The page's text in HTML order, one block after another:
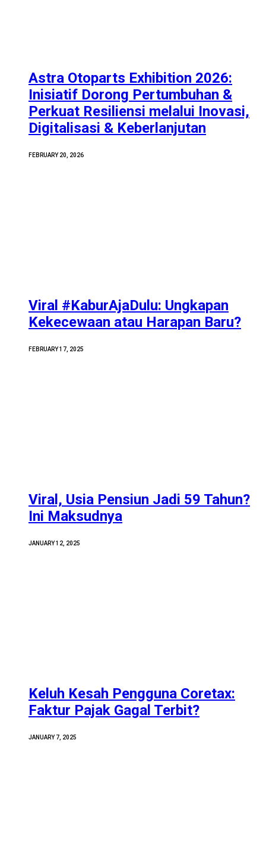
Astra Otoparts Exhibition 2026:
Inisiatif Dorong Pertumbuhan &
Perkuat Resiliensi melalui Inovasi,
Digitalisasi & Keberlanjutan
FEBRUARY 20, 2026
Viral #KaburAjaDulu: Ungkapan
Kekecewaan atau Harapan Baru?
FEBRUARY 17, 2025
Viral, Usia Pensiun Jadi 59 Tahun?
Ini Maksudnya
JANUARY 12, 2025
Keluh Kesah Pengguna Coretax:
Faktur Pajak Gagal Terbit?
JANUARY 7, 2025